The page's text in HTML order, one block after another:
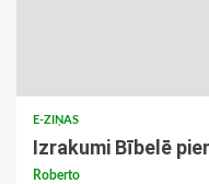
E-ZIŅAS
Izrakumi Bībelē
Roberto